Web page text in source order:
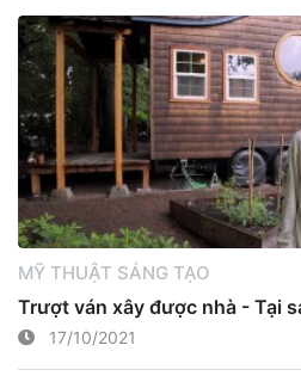
MỸ THUẬT SÁNG TẠO
Trượt ván xây được nhà - Tại
17/10/2021